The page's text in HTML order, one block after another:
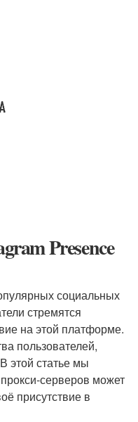
Presence
социальных
стремятся
на этой платформе.
пользователей,
этой статье мы
серверов может
присутствие в